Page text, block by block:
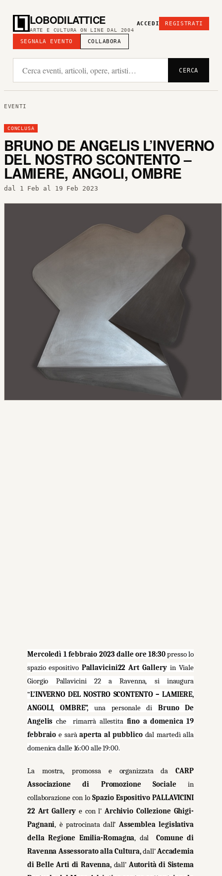
LOBODILATTICE
ARTE E CULTURA ON LINE DAL 2004
SEGNALA EVENTO COLLABORA
ACCEDI REGISTRATI
CERCA
EVENTI
CONCLUSA
BRUNO DE ANGELIS L’INVERNO
DEL NOSTRO SCONTENTO –
LAMIERE, ANGOLI, OMBRE
dal 1 Feb al 19 Feb 2023
Mercoledì 1 febbraio 2023 dalle ore 18:30presso lo
spazio espositivo Pallavicini22 Art Gallery in Viale
Giorgio Pallavicini 22 a Ravenna, si inaugura
“L’INVERNO DEL NOSTRO SCONTENTO – LAMIERE,
ANGOLI, OMBRE”,una personale di Bruno De
Angelis che rimarrà allestita fino a domenica 19
febbraioe saràaperta al pubblico dal martedì alla
domenica dalle 16:00 alle 19:00.
La mostra, promossa e organizzata daCARP
Associazione di Promozione Sociale in
collaborazione con loSpazio Espositivo PALLAVICINI
22 Art Gallerye con l’ Archivio Collezione Ghigi-
Pagnani, è patrocinata dall’ Assemblea legislativa
della Regione Emilia-Romagna, dalComune di
Ravenna Assessorato alla Cultura,dall’Accademia
di Belle Arti di Ravenna, dall’ Autorità di Sistema